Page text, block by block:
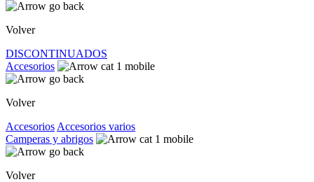
Volver
DISCONTINUADOS
Accesorios
Volver
Accesorios Accesorios varios
Camperas y abrigos
Volver